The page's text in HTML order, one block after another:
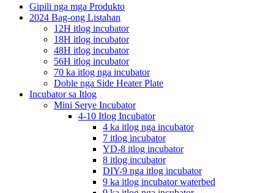
Gipili nga mga Produkto
2024 Bag-ong Listahan
12H itlog incubator
18H itlog incubator
48H itlog incubator
56H itlog incubator
70 ka itlog nga incubator
Doble nga Side Heater Plate
Incubator sa Itlog
Mini Serye Incubator
4-10 Itlog Incubator
4 ka itlog nga incubator
7 itlog incubator
YD-8 itlog incubator
8 itlog incubator
DIY-9 nga itlog incubator
9 ka itlog incubator waterbed